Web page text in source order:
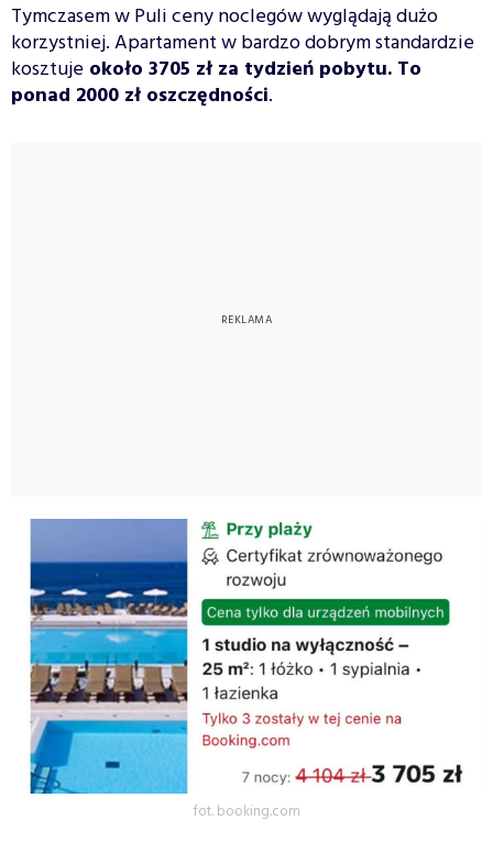
Tymczasem w Puli ceny noclegów wyglądają dużo
korzystniej. Apartament w bardzo dobrym standardzie
kosztuje około 3705 zł za tydzień pobytu. To
ponad 2000 zł oszczędności.
fot. booking.com